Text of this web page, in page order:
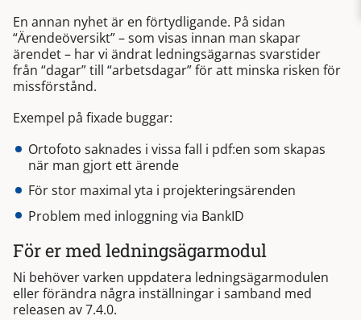
En annan nyhet är en förtydligande. På sidan
“Ärendeöversikt” – som visas innan man skapar
ärendet – har vi ändrat ledningsägarnas svarstider
från “dagar” till “arbetsdagar” för att minska risken för
missförstånd.
Exempel på fixade buggar:
Ortofoto saknades i vissa fall i pdf:en som skapas
när man gjort ett ärende
För stor maximal yta i projekteringsärenden
Problem med inloggning via BankID
För er med ledningsägarmodul
Ni behöver varken uppdatera ledningsägarmodulen
eller förändra några inställningar i samband med
releasen av 7.4.0.